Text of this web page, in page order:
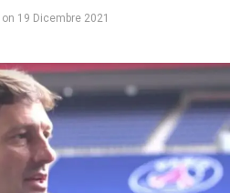
on 19 Dicembre 2021